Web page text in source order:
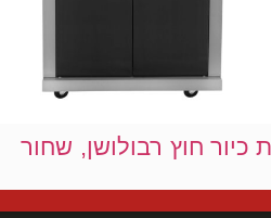
כיור חוץ רבולושן, שחור